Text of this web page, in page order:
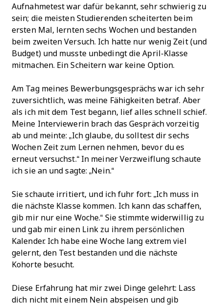
Aufnahmetest war dafür bekannt, sehr schwierig zu
sein; die meisten Studierenden scheiterten beim
ersten Mal, lernten sechs Wochen und bestanden
beim zweiten Versuch. Ich hatte nur wenig Zeit (und
Budget) und musste unbedingt die April-Klasse
mitmachen. Ein Scheitern war keine Option.
Am Tag meines Bewerbungsgesprächs war ich sehr
zuversichtlich, was meine Fähigkeiten betraf. Aber
als ich mit dem Test begann, lief alles schnell schief.
Meine Interviewerin brach das Gespräch vorzeitig
ab und meinte: „Ich glaube, du solltest dir sechs
Wochen Zeit zum Lernen nehmen, bevor du es
erneut versuchst.“ In meiner Verzweiflung schaute
ich sie an und sagte: „Nein.“
Sie schaute irritiert, und ich fuhr fort: „Ich muss in
die nächste Klasse kommen. Ich kann das schaffen,
gib mir nur eine Woche.“ Sie stimmte widerwillig zu
und gab mir einen Link zu ihrem persönlichen
Kalender. Ich habe eine Woche lang extrem viel
gelernt, den Test bestanden und die nächste
Kohorte besucht.
Diese Erfahrung hat mir zwei Dinge gelehrt: Lass
dich nicht mit einem Nein abspeisen und gib